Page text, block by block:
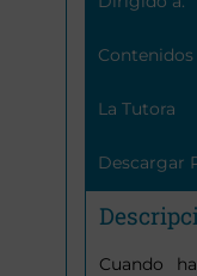
Contenidos
La Tutora
Descargar
Cuando